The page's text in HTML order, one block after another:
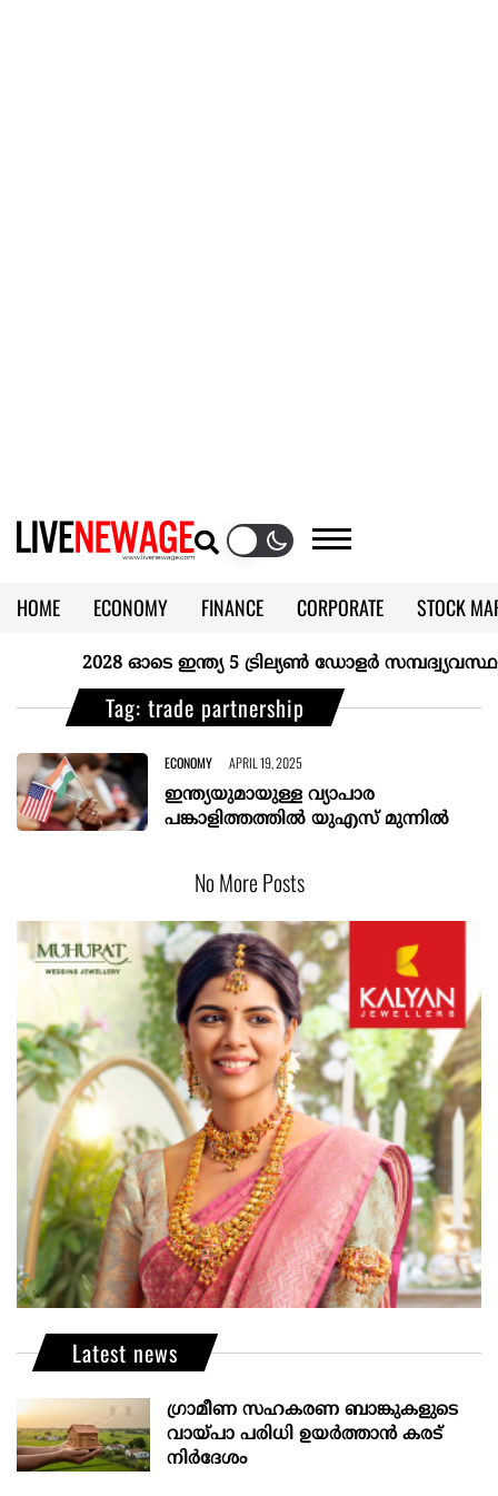
HOME ECONOMY FINANCE CORPORATE
STOCK
CALENDAR
KERALA @70
2028 ഓടെ ഇന്ത്യ 5 ട്രില്യണ്‍ ഡോളര്‍
Tag: trade partnership
ECONOMY APRIL 19, 2025
ഇന്ത്യയുമായുള്ള വ്യാപാര
പങ്കാളിത്തത്തിൽ യുഎസ് മുന്നിൽ
No More Posts
Latest news
ഗ്രാമീണ സഹകരണ ബാങ്കുകളുടെ
വായ്പാ പരിധി ഉയർത്താൻ കരട്
നിർദേശം